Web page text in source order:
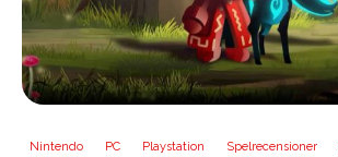
Nintendo PC Playstation Spelrecensioner